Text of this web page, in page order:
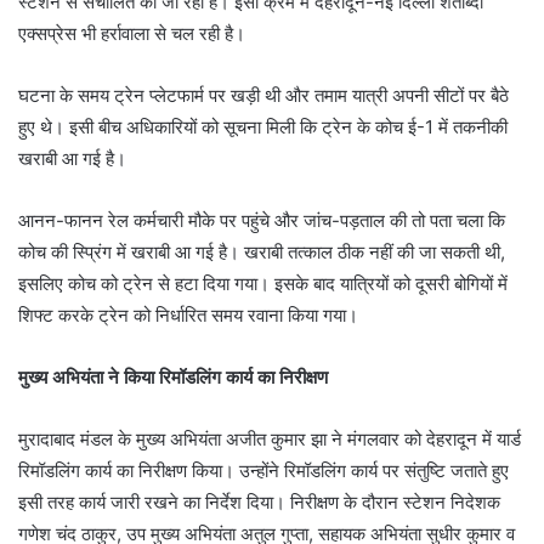
एक्सप्रेस भी हर्रावाला से चल रही है।
घटना के समय ट्रेन प्लेटफार्म पर खड़ी थी और तमाम यात्री अपनी सीटों पर बैठे
हुए थे। इसी बीच अधिकारियों को सूचना मिली कि ट्रेन के कोच ई-1 में तकनीकी
खराबी आ गई है।
आनन-फानन रेल कर्मचारी मौके पर पहुंचे और जांच-पड़ताल की तो पता चला कि
कोच की स्प्रिंग में खराबी आ गई है। खराबी तत्काल ठीक नहीं की जा सकती थी,
इसलिए कोच को ट्रेन से हटा दिया गया। इसके बाद यात्रियों को दूसरी बोगियों में
शिफ्ट करके ट्रेन को निर्धारित समय रवाना किया गया।
मुख्य अभियंता ने किया रिमॉडलिंग कार्य का निरीक्षण
मुरादाबाद मंडल के मुख्य अभियंता अजीत कुमार झा ने मंगलवार को देहरादून में यार्ड
रिमॉडलिंग कार्य का निरीक्षण किया। उन्होंने रिमॉडलिंग कार्य पर संतुष्टि जताते हुए
इसी तरह कार्य जारी रखने का निर्देश दिया। निरीक्षण के दौरान स्टेशन निदेशक
गणेश चंद ठाकुर, उप मुख्य अभियंता अतुल गुप्ता, सहायक अभियंता सुधीर कुमार व